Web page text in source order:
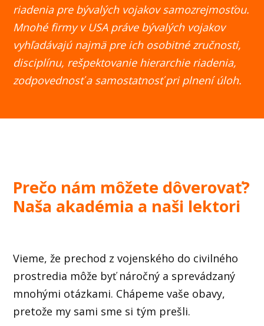
riadenia pre bývalých vojakov samozrejmosťou.
Mnohé firmy v USA práve bývalých vojakov
vyhľadávajú najmä pre ich osobitné zručnosti,
disciplínu, rešpektovanie hierarchie riadenia,
zodpovednosť a samostatnosť pri plnení úloh.
Prečo nám môžete dôverovať?
Naša akadémia a naši lektori
Vieme, že prechod z vojenského do civilného
prostredia môže byť náročný a sprevádzaný
mnohými otázkami. Chápeme vaše obavy,
pretože my sami sme si tým prešli.